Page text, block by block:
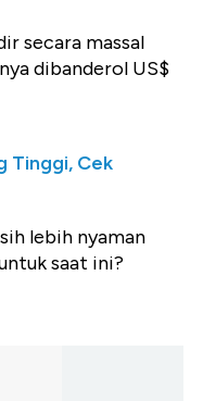
secara massal
dibanderol US$
Tinggi, Cek
lebih nyaman
saat ini?